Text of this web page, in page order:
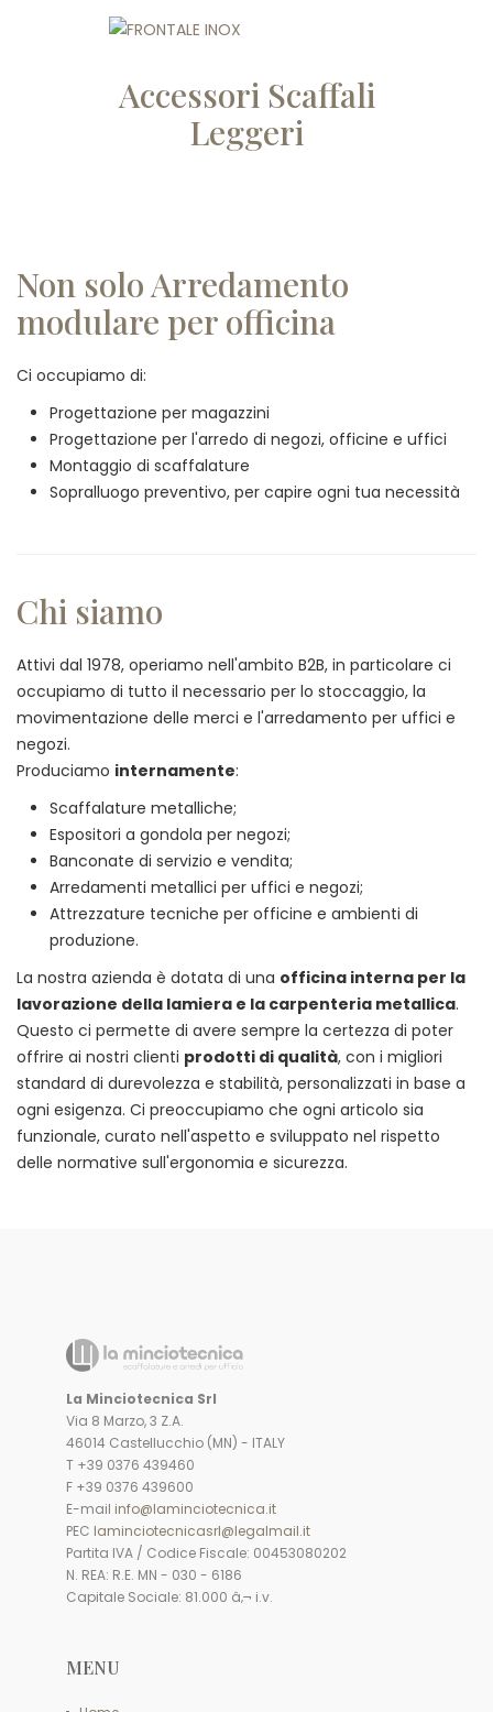
Accessori Scaffali
Leggeri
Non solo Arredamento
modulare per officina
Ci occupiamo di:
Progettazione per magazzini
Progettazione per l'arredo di negozi, officine e uffici
Montaggio di scaffalature
Sopralluogo preventivo, per capire ogni tua necessità
Chi siamo
Attivi dal 1978, operiamo nell'ambito B2B, in particolare ci
occupiamo di tutto il necessario per lo stoccaggio, la
movimentazione delle merci e l'arredamento per uffici e
negozi.
Produciamo internamente:
Scaffalature metalliche;
Espositori a gondola per negozi;
Banconate di servizio e vendita;
Arredamenti metallici per uffici e negozi;
Attrezzature tecniche per officine e ambienti di
produzione.
La nostra azienda è dotata di una officina interna per la
lavorazione della lamiera e la carpenteria metallica.
Questo ci permette di avere sempre la certezza di poter
offrire ai nostri clienti prodotti di qualità, con i migliori
standard di durevolezza e stabilità, personalizzati in base a
ogni esigenza. Ci preoccupiamo che ogni articolo sia
funzionale, curato nell'aspetto e sviluppato nel rispetto
delle normative sull'ergonomia e sicurezza.
La Minciotecnica Srl
Via 8 Marzo, 3 Z.A.
46014 Castellucchio (MN) - ITALY
T +39 0376 439460
F +39 0376 439600
E-mail info@laminciotecnica.it
PEC laminciotecnicasrl@legalmail.it
Partita IVA / Codice Fiscale: 00453080202
N. REA: R.E. MN - 030 - 6186
Capitale Sociale: 81.000 â‚¬ i.v.
MENU